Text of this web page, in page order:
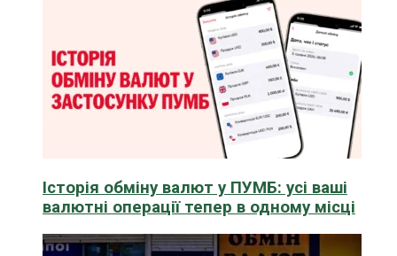
Історія обміну валют у ПУМБ: усі ваші
валютні операції тепер в одному місці